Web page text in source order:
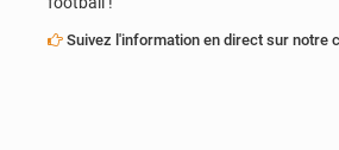
Suivez l'information en direct sur notre